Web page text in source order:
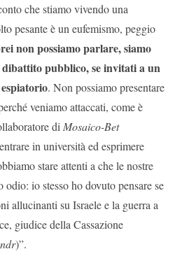
che stiamo vivendo una
pesante è un eufemismo, peggio
non possiamo parlare, siamo
dibattito pubblico, se invitati a un
. Non possiamo presentare
veniamo attaccati, come è
di Mosaico-Bet
in università ed esprimere
stare attenti a che le nostre
io stesso ho dovuto pensare se
allucinanti su Israele e la guerra a
giudice della Cassazione
ndr)”.